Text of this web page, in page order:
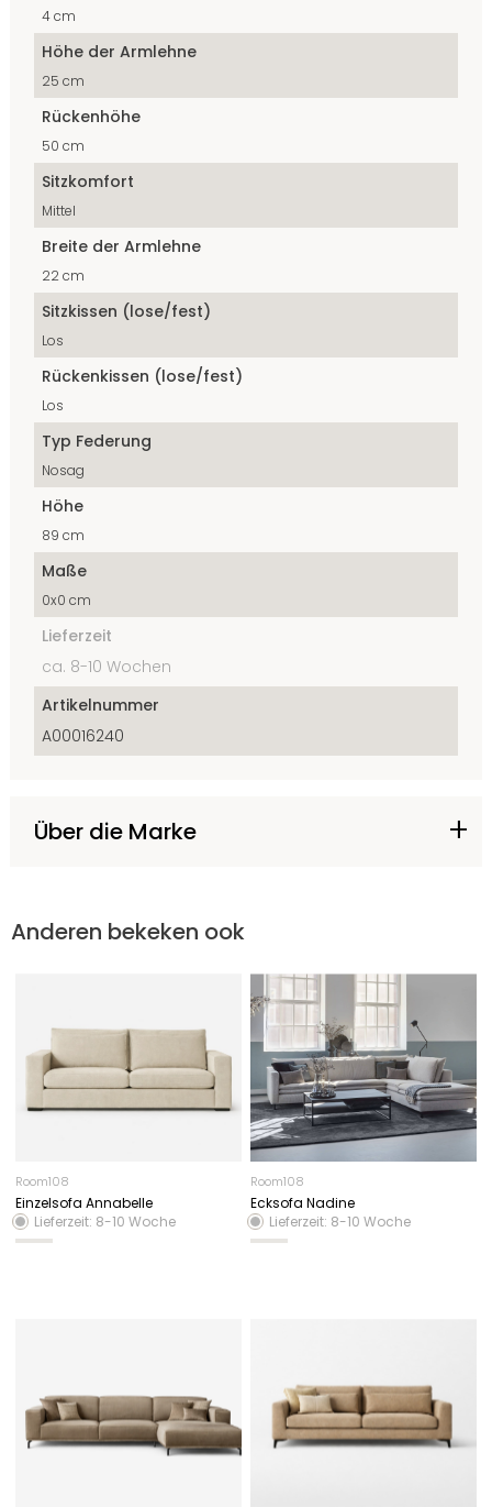
4 cm
Höhe der Armlehne
25 cm
Rückenhöhe
50 cm
Sitzkomfort
Mittel
Breite der Armlehne
22 cm
Sitzkissen (lose/fest)
Los
Rückenkissen (lose/fest)
Los
Typ Federung
Nosag
Höhe
89 cm
Maße
0x0 cm
Lieferzeit
ca. 8-10 Wochen
Artikelnummer
A00016240
Über die Marke
Anderen bekeken ook
Room108
Einzelsofa Annabelle
Lieferzeit: 8-10 Woche
Room108
Ecksofa Nadine
Lieferzeit: 8-10 Woche